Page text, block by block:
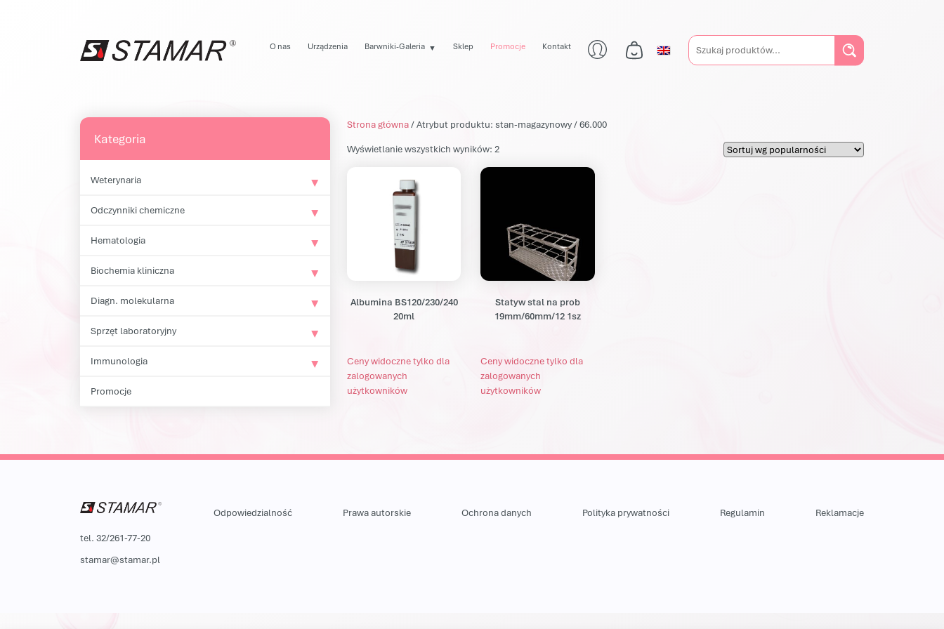
Main Navigation
O nas Urządzenia Barwniki-Galeria ▼ Sklep Promocje Kontakt
Szukaj:
Kategoria
Weterynaria
Odczynniki chemiczne
Hematologia
Biochemia kliniczna
Diagn. molekularna
Sprzęt laboratoryjny
Immunologia
Promocje
Strona główna/ Atrybut produktu: stan-magazynowy / 66.000
Wyświetlanie wszystkich wyników: 2Posortowane według popularności
Albumina BS120/230/240
20ml
Ceny widoczne tylko dla
zalogowanych
użytkowników
Statyw stal na prob
19mm/60mm/12 1sz
Ceny widoczne tylko dla
zalogowanych
użytkowników
tel. 32/261-77-20
stamar@stamar.pl
Odpowiedzialność Prawa autorskie Ochrona danych Polityka prywatności Regulamin Reklamacje